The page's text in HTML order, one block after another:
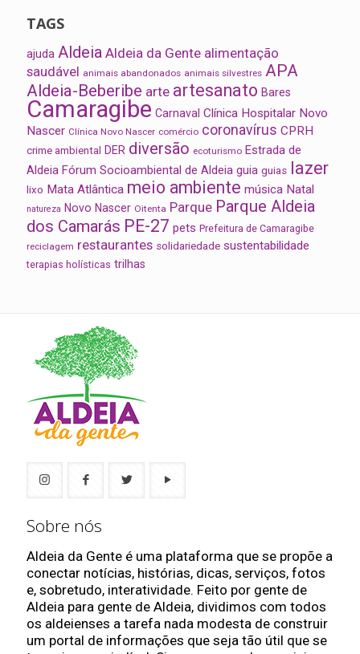
TAGS
ajuda Aldeia Aldeia da Gente alimentação
saudável animais abandonados animais silvestres APA
Aldeia-Beberibe arte artesanato Bares
Camaragibe Carnaval Clínica Hospitalar Novo
Nascer Clínica Novo Nascer comércio coronavírus CPRH
crime ambiental DER diversão ecoturismo Estrada de
Aldeia Fórum Socioambiental de Aldeia guia guias lazer
lixo Mata Atlântica meio ambiente música Natal
natureza Novo Nascer Oitenta Parque Parque Aldeia
dos Camarás PE-27 pets Prefeitura de Camaragibe
reciclagem restaurantes solidariedade sustentabilidade
terapias holísticas trilhas
Sobre nós
Aldeia da Gente é uma plataforma que se propõe a
conectar notícias, histórias, dicas, serviços, fotos
e, sobretudo, interatividade. Feito por gente de
Aldeia para gente de Aldeia, dividimos com todos
os aldeienses a tarefa nada modesta de construir
um portal de informações que seja tão útil que se